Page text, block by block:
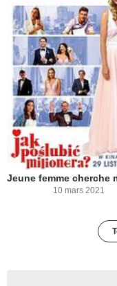
10 mars 2021